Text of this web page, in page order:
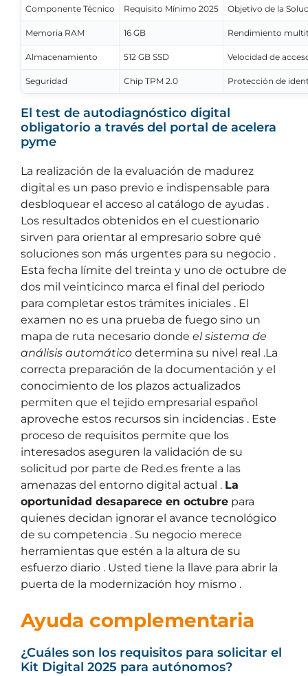
Componente Técnico Requisito Mínimo 2025 Objetivo de la
Memoria RAM 16 GB Rendimiento
Almacenamiento 512 GB SSD Velocidad de
Seguridad Chip TPM 2.0 Protección de
El test de autodiagnóstico digital
obligatorio a través del portal de acelera
pyme
La realización de la evaluación de madurez
digital es un paso previo e indispensable para
desbloquear el acceso al catálogo de ayudas .
Los resultados obtenidos en el cuestionario
sirven para orientar al empresario sobre qué
soluciones son más urgentes para su negocio .
Esta fecha límite del treinta y uno de octubre de
dos mil veinticinco marca el final del periodo
para completar estos trámites iniciales . El
examen no es una prueba de fuego sino un
mapa de ruta necesario donde el sistema de
análisis automático determina su nivel real .La
correcta preparación de la documentación y el
conocimiento de los plazos actualizados
permiten que el tejido empresarial español
aproveche estos recursos sin incidencias . Este
proceso de requisitos permite que los
interesados aseguren la validación de su
solicitud por parte de Red.es frente a las
amenazas del entorno digital actual . La
oportunidad desaparece en octubre para
quienes decidan ignorar el avance tecnológico
de su competencia . Su negocio merece
herramientas que estén a la altura de su
esfuerzo diario . Usted tiene la llave para abrir la
puerta de la modernización hoy mismo .
Ayuda complementaria
¿Cuáles son los requisitos para solicitar el
Kit Digital 2025 para autónomos?